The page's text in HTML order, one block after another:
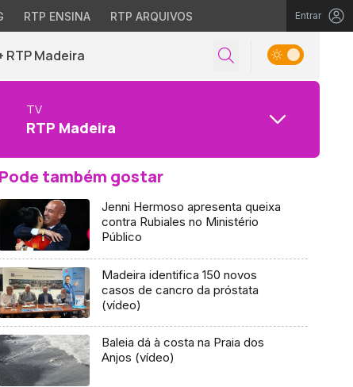
RTP ENSINA RTP ARQUIVOS Entrar
RTP Madeira
TV
RTP Madeira
Pode também gostar
Jenni Hermoso apresenta queixa
contra Rubiales no Ministério
Público
Madeira identifica 150 novos
casos de cancro da próstata
(vídeo)
Baleia dá à costa na Praia dos
Anjos (vídeo)